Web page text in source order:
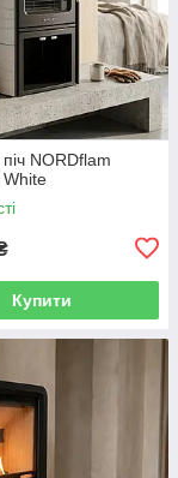
NORDflam
Купити